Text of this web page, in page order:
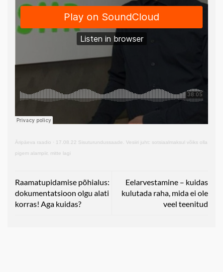
Äripäeva raadio · 17.08.22 Sisuturundussaade. Vesiiri juht: sotsiaalmaksul võiks olla
pigem alampiir, mitte lagi
Raamatupidamise põhialus:
dokumentatsioon olgu alati
korras! Aga kuidas?
Eelarvestamine – kuidas
kulutada raha, mida ei ole
veel teenitud